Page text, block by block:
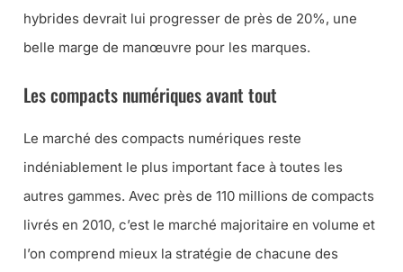
hybrides devrait lui progresser de près de 20%, une
belle marge de manœuvre pour les marques.
Les compacts numériques avant tout
Le marché des compacts numériques reste
indéniablement le plus important face à toutes les
autres gammes. Avec près de 110 millions de compacts
livrés en 2010, c’est le marché majoritaire en volume et
l’on comprend mieux la stratégie de chacune des